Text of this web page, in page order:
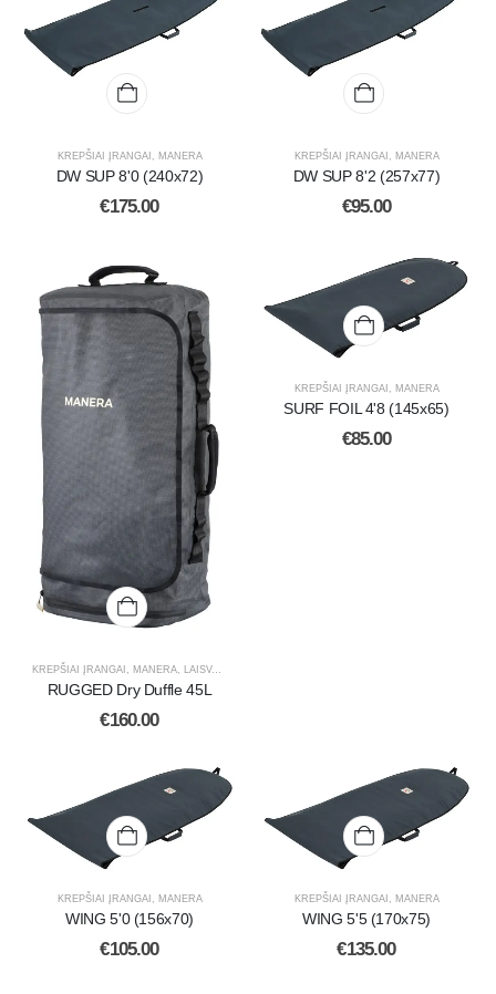
KREPŠIAI ĮRANGAI MANERA
DW SUP 8'0 (240x72)
€175.00
KREPŠIAI ĮRANGAI MANERA
DW SUP 8'2 (257x77)
€95.00
KREPŠIAI ĮRANGAI MANERA LAISVALAIKIO PREKĖS
RUGGED Dry Duffle 45L
€160.00
KREPŠIAI ĮRANGAI , MANERA
SURF FOIL 4'8 (145x65)
€85.00
KREPŠIAI ĮRANGAI MANERA
WING 5'0 (156x70)
€105.00
KREPŠIAI ĮRANGAI MANERA
WING 5'5 (170x75)
€135.00